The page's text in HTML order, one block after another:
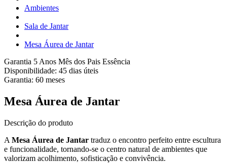
Ambientes
Sala de Jantar
Mesa Áurea de Jantar
Garantia 5 Anos Mês dos Pais Essência
Disponibilidade: 45 dias úteis
Garantia: 60 meses
Mesa Áurea de Jantar
Descrição do produto
A Mesa Áurea de Jantar traduz o encontro perfeito entre escultura
e funcionalidade, tornando-se o centro natural de ambientes que
valorizam acolhimento, sofisticação e convivência.